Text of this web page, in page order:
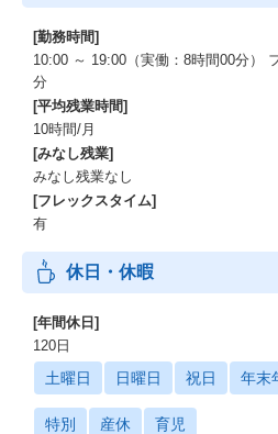
HRTはHumility（謙虚）、Respect（
頭文字から作られたもので、それに
ちの理念です。
またカルチャーを明文化するにあた
にしており、こちらを最終選考までに
ます。
同社の考え方に共感の持てる方、とも
はぜひご応募下さい。
■Digital Innovation Garage
同社はアジャイル開発をはじめとし
プラットフォーム開発などの手法を活
企業のDX(デジタルトランスフォーメ
サルティングサービス（Digital
す。
各産業のトップランナーである顧客企
最新のIT技術を取り入れながら人・
進します。
[勤務時間]
10:00 ～ 19:00（実働：8時間00分）
分
[平均残業時間]
10時間/月
[みなし残業]
みなし残業なし
[フレックスタイム]
有
休日・休暇
[年間休日]
120日
土曜日 日曜日 祝日 年末
特別 産休 育児